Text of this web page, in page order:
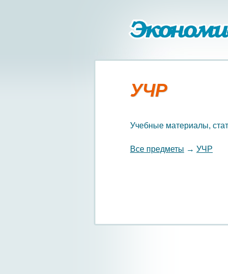
УЧР
Учебные материалы,
Все предметы → УЧР